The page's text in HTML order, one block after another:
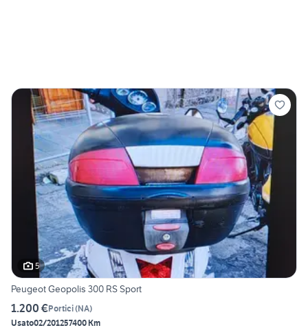
5
Peugeot Geopolis 300 RS Sport
1.200 €Portici(NA)
Usato02/201257400 Km